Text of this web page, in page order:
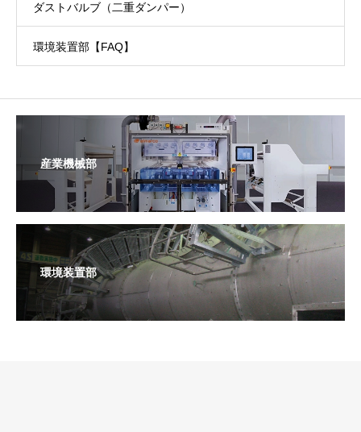
ダストバルブ（二重ダンパー）
環境装置部【FAQ】
産業機械部
環境装置部